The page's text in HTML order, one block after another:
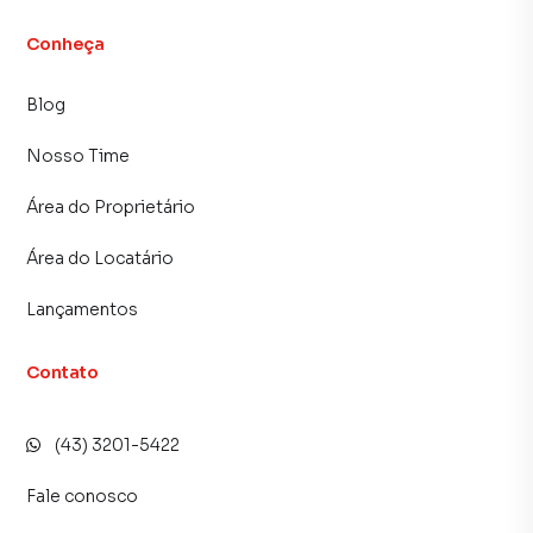
www.jmareze.com.br
Fone/Whats: 43 32015422 | fb/instagram: @j.mareze
Conheça
Blog
Nosso Time
Área do Proprietário
Área do Locatário
Lançamentos
Contato
(43) 3201-5422
Fale conosco